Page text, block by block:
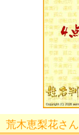
荒木恵梨花さ